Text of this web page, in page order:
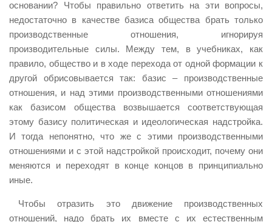
основании? Чтобы правильно ответить на эти вопросы,
недостаточно в качестве базиса общества брать только
производственные отношения, игнорируя
производительные силы. Между тем, в учебниках, как
правило, общество и в ходе перехода от одной формации к
другой обрисовывается так: базис – производственные
отношения, и над этими производственными отношениями
как базисом общества возвышается соответствующая
этому базису политическая и идеологическая надстройка.
И тогда непонятно, что же с этими производственными
отношениями и с этой надстройкой происходит, почему они
меняются и переходят в конце концов в принципиально
иные.
Чтобы отразить это движение производственных
отношений, надо брать их вместе с их естественным